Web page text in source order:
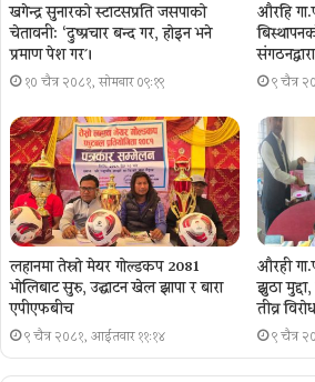
खगेन्द्र सुनारको स्टाटसप्रति जसपाको
चेतावनी: ‘दुष्प्रचार बन्द गर, होइन भने
प्रमाण पेश गर´।
१० चैत्र २०८१, सोमबार ०९:१९
औरहि
९ चैत्र
लहानमा तेस्रो मेयर गोल्डकप 2081
भोलिबाट सुरु, उद्घाटन खेल झापा र बारा
एपीएफबीच
९ चैत्र २०८१, आईतवार ११:१४
औरही
झुठा
तीव्र विरोध
९ चैत्र